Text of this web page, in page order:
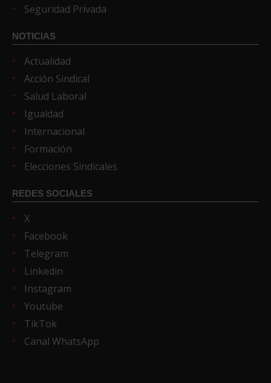
Seguridad Privada
NOTICIAS
Actualidad
Acción Sindical
Salud Laboral
Igualdad
Internacional
Formación
Elecciones Sindicales
REDES SOCIALES
X
Facebook
Telegram
Linkedin
Instagram
Youtube
TikTok
Canal WhatsApp